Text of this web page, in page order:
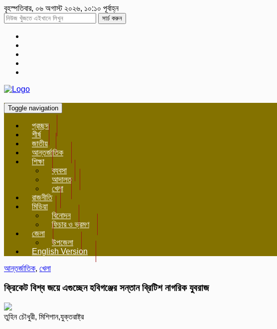
বৃহস্পতিবার, ০৬ অগাস্ট ২০২৬, ১০:১০ পূর্বাহ্ন
সার্চ করুন
Toggle navigation
প্রচ্ছদ
শীর্ষ
জাতীয়
আন্তর্জাতিক
শিক্ষা
ব্যবসা
আদালত
খেলা
রাজনীতি
মিডিয়া
বিনোদন
ফিচার ও ভ্রমণ
জেলা
উপজেলা
English Version
আন্তর্জাতিক, খেলা
ক্রিকেট বিশ্ব জয়ে এগুচ্ছেন হবিগঞ্জের সন্তান ব্রিটিশ নাগরিক যুবরাজ
তুহিন চৌধুরী, মিশিগান,যুক্তরাষ্ট্র